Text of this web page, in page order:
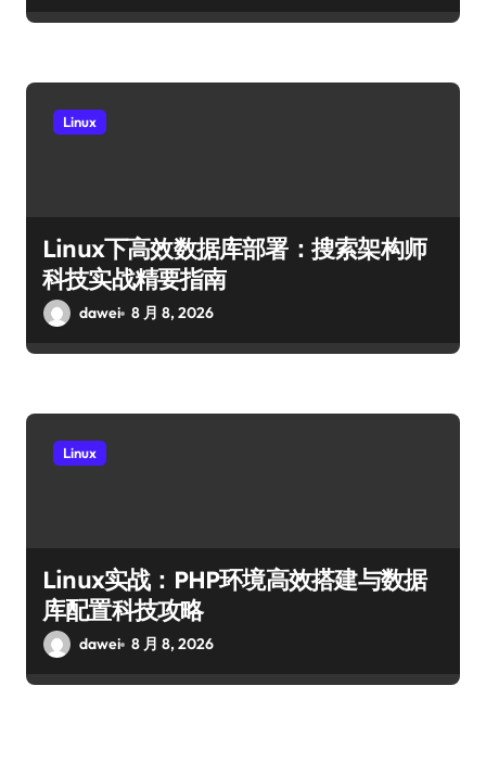
Linux
Linux下高效数据库部署：搜索架构师
科技实战精要指南
dawei 8 月 8, 2026
Linux
Linux实战：PHP环境高效搭建与数据
库配置科技攻略
dawei 8 月 8, 2026